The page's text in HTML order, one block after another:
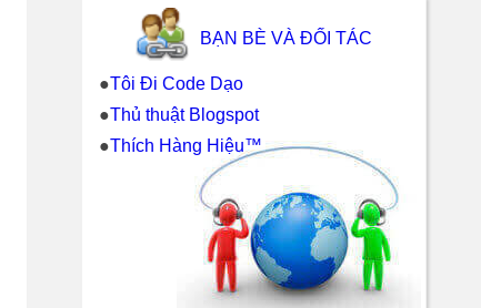
BẠN BÈ VÀ ĐỐI TÁC
●Tôi Đi Code Dạo
●Thủ thuật Blogspot
●Thích Hàng Hiệu™